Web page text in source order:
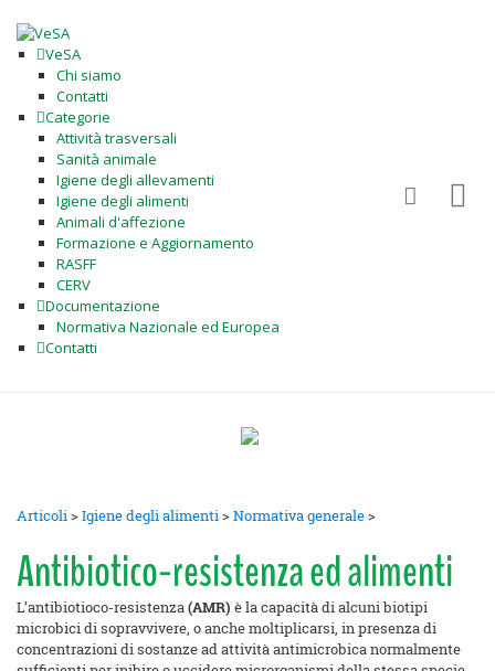
VeSA
Chi siamo
Contatti
Categorie
Attività trasversali
Sanità animale
Igiene degli allevamenti
Igiene degli alimenti
Animali d'affezione
Formazione e Aggiornamento
RASFF
CERV
Documentazione
Normativa Nazionale ed Europea
Contatti
Articoli>Igiene degli alimenti>Normativa generale>
Antibiotico-resistenza ed alimenti
L’antibiotioco-resistenza(AMR) è la capacità di alcuni biotipi
microbici di sopravvivere, o anche moltiplicarsi, in presenza di
concentrazioni di sostanze ad attività antimicrobica normalmente